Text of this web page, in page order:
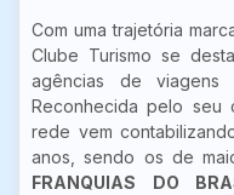
Com uma trajetória
Clube Turismo se
agências de viagens
Reconhecida pelo seu
rede vem
anos, sendo os de
FRANQUIAS DO